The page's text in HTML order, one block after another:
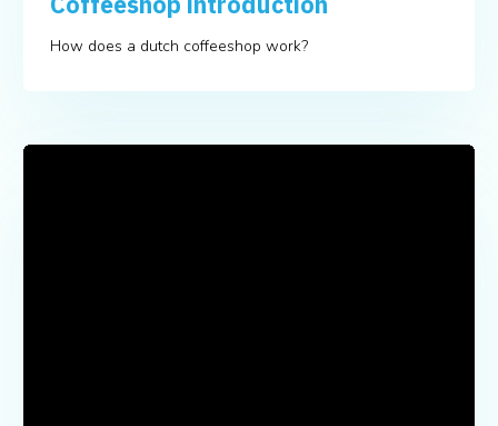
How does a dutch coffeeshop work?